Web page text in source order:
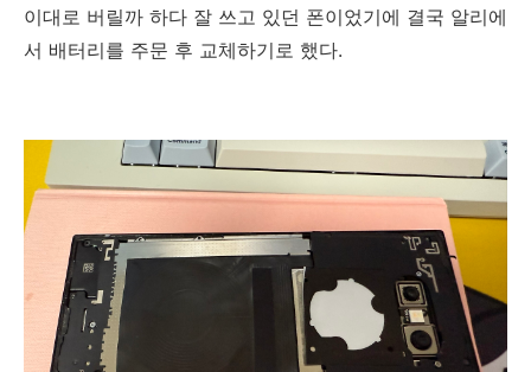
이대로 버릴까 하다 잘 쓰고 있던 폰이었기에 결국 알리에
서 배터리를 주문 후 교체하기로 했다.